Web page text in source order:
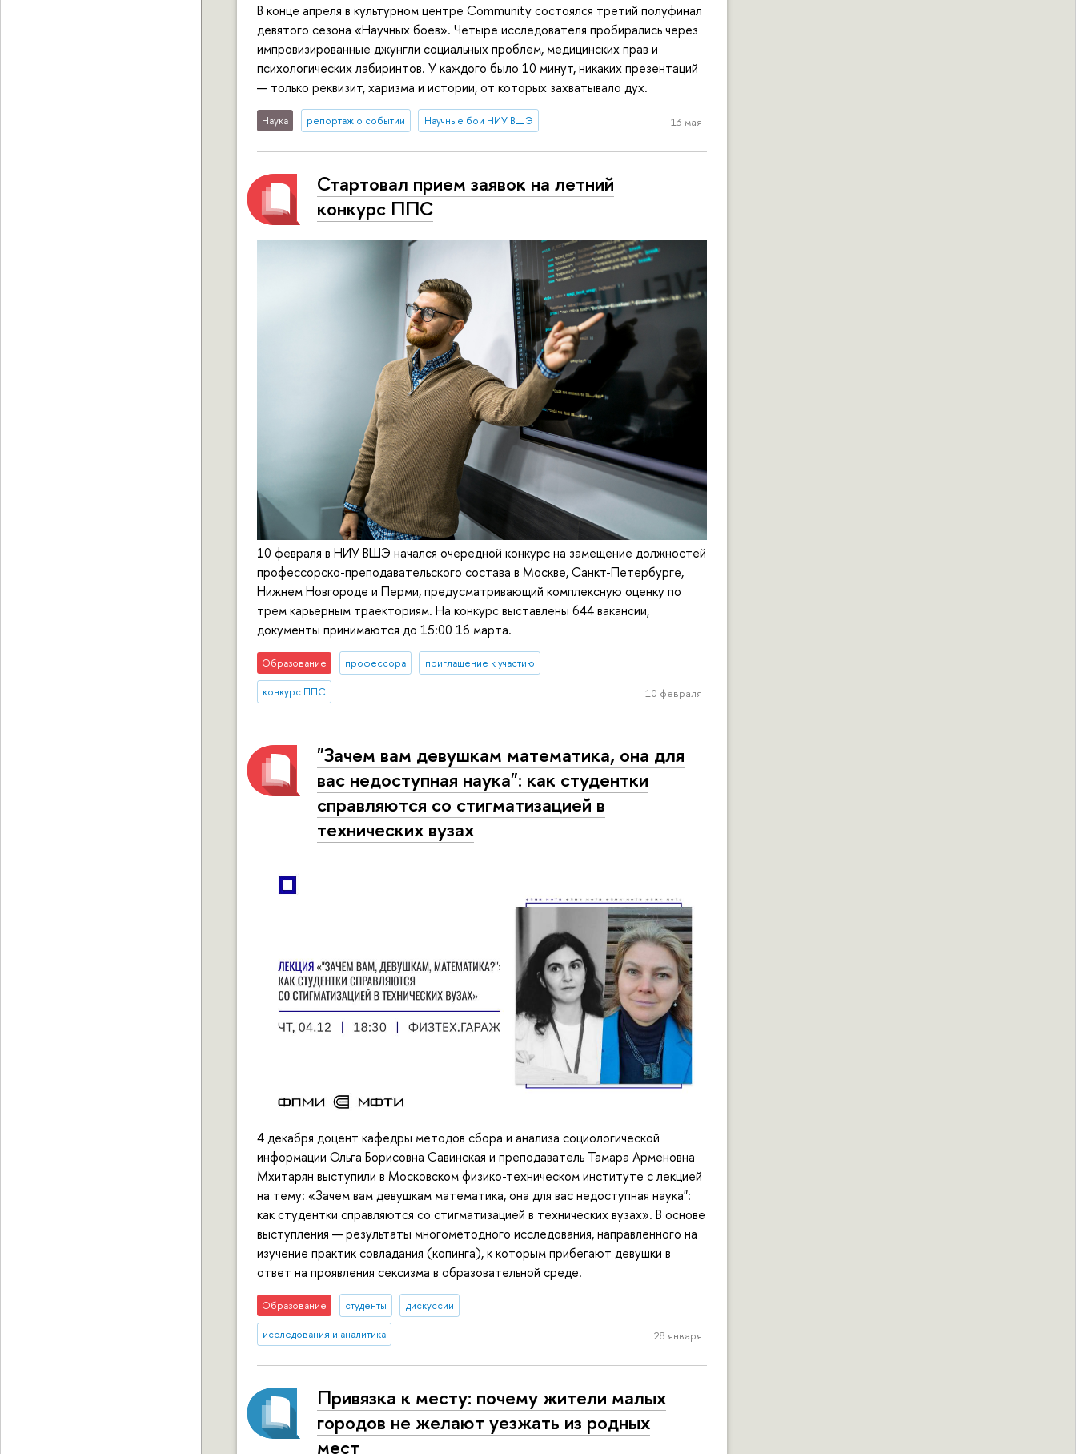
В конце апреля в культурном центре Community состоялся третий полуфинал
девятого сезона «Научных боев». Четыре исследователя пробирались через
импровизированные джунгли социальных проблем, медицинских прав и
психологических лабиринтов. У каждого было 10 минут, никаких презентаций
— только реквизит, харизма и истории, от которых захватывало дух.
Наука репортаж о событии Научные бои НИУ ВШЭ 13 мая
Стартовал прием заявок на летний
конкурс ППС
10 февраля в НИУ ВШЭ начался очередной конкурс на замещение должностей
профессорско-преподавательского состава в Москве, Санкт-Петербурге,
Нижнем Новгороде и Перми, предусматривающий комплексную оценку по
трем карьерным траекториям. На конкурс выставлены 644 вакансии,
документы принимаются до 15:00 16 марта.
Образование профессора приглашение к участию
конкурс ППС 10 февраля
"Зачем вам девушкам математика, она для
вас недоступная наука": как студентки
справляются со стигматизацией в
технических вузах
4 декабря доцент кафедры методов сбора и анализа социологической
информации Ольга Борисовна Савинская и преподаватель Тамара Арменовна
Мхитарян выступили в Московском физико-техническом институте с лекцией
на тему: «Зачем вам девушкам математика, она для вас недоступная наука":
как студентки справляются со стигматизацией в технических вузах». В основе
выступления — результаты многометодного исследования, направленного на
изучение практик совладания (копинга), к которым прибегают девушки в
ответ на проявления сексизма в образовательной среде.
Образование студенты дискуссии
исследования и аналитика 28 января
Привязка к месту: почему жители малых
городов не желают уезжать из родных
мест